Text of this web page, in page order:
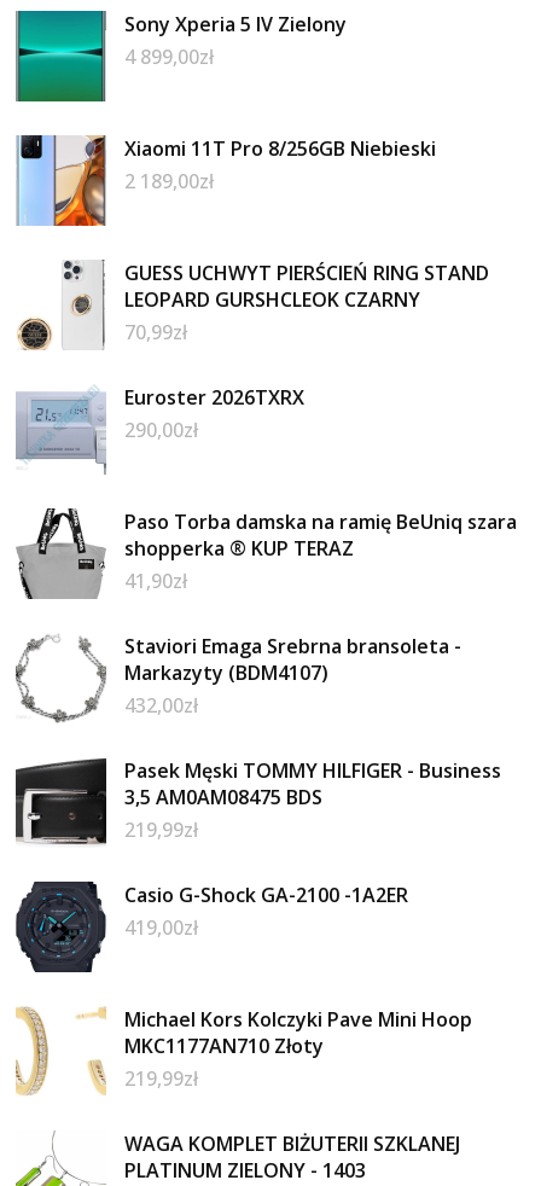
Sony Xperia 5 IV Zielony
4 899,00zł
Xiaomi 11T Pro 8/256GB Niebieski
2 189,00zł
GUESS UCHWYT PIERŚCIEŃ RING STAND
LEOPARD GURSHCLEOK CZARNY
70,99zł
Euroster 2026TXRX
290,00zł
Paso Torba damska na ramię BeUniq szara
shopperka ® KUP TERAZ
41,90zł
Staviori Emaga Srebrna bransoleta -
Markazyty (BDM4107)
432,00zł
Pasek Męski TOMMY HILFIGER - Business
3,5 AM0AM08475 BDS
219,99zł
Casio G-Shock GA-2100 -1A2ER
419,00zł
Michael Kors Kolczyki Pave Mini Hoop
MKC1177AN710 Złoty
219,99zł
WAGA KOMPLET BIŻUTERII SZKLANEJ
PLATINUM ZIELONY - 1403